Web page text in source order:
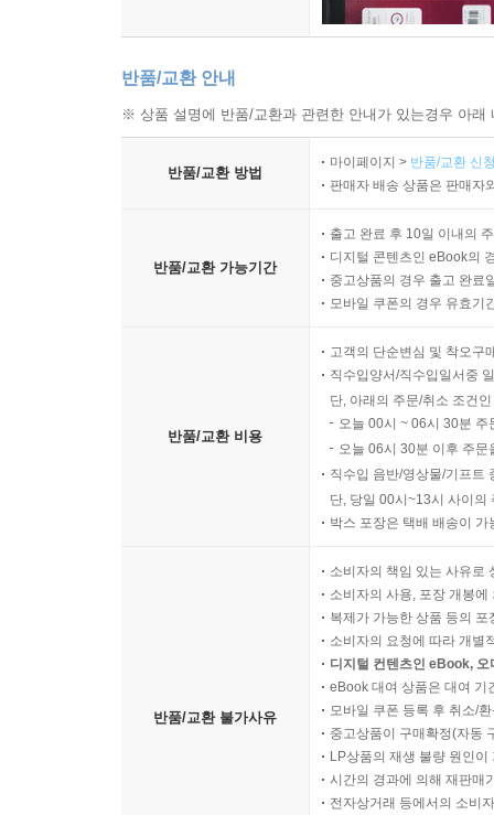
반품/교환 안내
※ 상품 설명에 반품/교환과 관련한 안내가 있는경우 아
반품/교환 방법
마이페이지 > 반품/교환 신
판매자 배송 상품은 판매자
반품/교환 가능기간
출고 완료 후 10일 이내의
디지털 콘텐츠인 eBook의
중고상품의 경우 출고 완료
모바일 쿠폰의 경우 유효기
반품/교환 비용
고객의 단순변심 및 착오구
직수입양서/직수입일서중
단, 아래의 주문/취소 조건
오늘 00시 ~ 06시 30분
오늘 06시 30분 이후 주
직수입 음반/영상물/기프트
단, 당일 00시~13시 사이의
박스 포장은 택배 배송이
반품/교환 불가사유
소비자의 책임 있는 사유로
소비자의 사용, 포장 개봉
복제가 가능한 상품 등의
소비자의 요청에 따라 개별
디지털 컨텐츠인 eBook,
eBook 대여 상품은 대여 기
모바일 쿠폰 등록 후 취소/
중고상품이 구매확정(자동
LP상품의 재생 불량 원인
시간의 경과에 의해 재판매
전자상거래 등에서의 소비